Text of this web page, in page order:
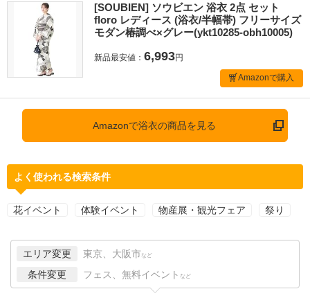
[SOUBIEN] ソウビエン 浴衣 2点 セット
floro レディース (浴衣/半幅帯) フリーサイズ
モダン椿調べ×グレー(ykt10285-obh10005)
新品最安値： 6,993円
Amazonで購入
Amazonで浴衣の商品を見る
よく使われる検索条件
花イベント 体験イベント 物産展・観光フェア 祭り
エリア変更 東京、大阪市 など
条件変更 フェス、無料イベント など